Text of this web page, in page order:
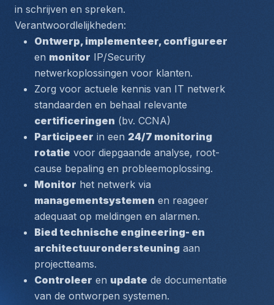
in schrijven en spreken.
Verantwoordlelijkheden:
Ontwerp, implementeer, configureer
en monitor IP/Security
netwerkoplossingen voor klanten.
Zorg voor actuele kennis van IT netwerk
certificeringen (bv. CCNA)
Participeer in een 24/7 monitoring
rotatie voor diepgaande analyse, root-
cause bepaling en probleemoplossing.
Monitor
managementsystemen en reageer
adequaat op meldingen en alarmen.
Bied technische engineering- en
architectuurondersteuning aan
projectteams.
Controleer en update de documentatie
van de ontworpen systemen.